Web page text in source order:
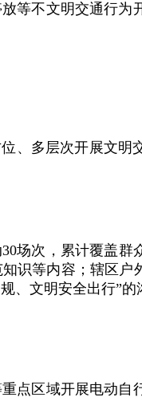
等不文明交通行为
、多层次开展文明
场次，累计覆盖群
识等内容；辖区户
、文明安全出行”的
点区域开展电动自